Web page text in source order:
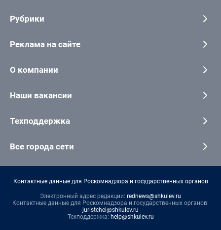
Рубрики
Реклама на сайте
О компании
Наши вакансии
Техподдержка
Все города сети
Контактные данные для Роскомнадзора и государственных органов
Электронный адрес редакции: rednews@shkulev.ru
Контактные данные для Роскомнадзора и государственных органов:
juristchel@shkulev.ru
Техподдержка: help@shkulev.ru